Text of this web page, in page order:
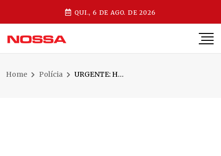
QUI., 6 DE AGO. DE 2026
Home Polícia URGENTE: Homem é encontrado morto dentro de SUV em Jaraguá do Sul